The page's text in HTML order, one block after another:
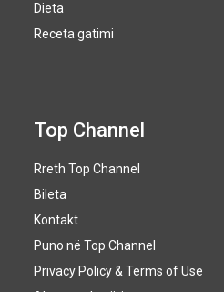
Dieta
Receta gatimi
Top Channel
Rreth Top Channel
Bileta
Kontakt
Puno në Top Channel
Privacy Policy & Terms of Use